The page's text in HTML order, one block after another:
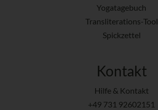
Yogatagebuch
Transliterations-Tool
Spickzettel
Kontakt
Hilfe & Kontakt
+49 731 92602151